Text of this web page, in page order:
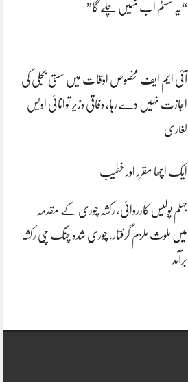
“یہ سسٹم اب نہیں چلے گا”
آئی ایم ایف مخصوص اوقات میں سستی بجلی کی
اجازت نہیں دے رہا، وفاقی وزیر توانائی اویس
لغاری
ایک اچھا مقرر اور خطیب
جہلم پولیس کارروائی، رکشہ چوری کے مقدمہ
میں ملوث ملزم گرفتار، چوری شدہ چنگ چی رکشہ
برآمد